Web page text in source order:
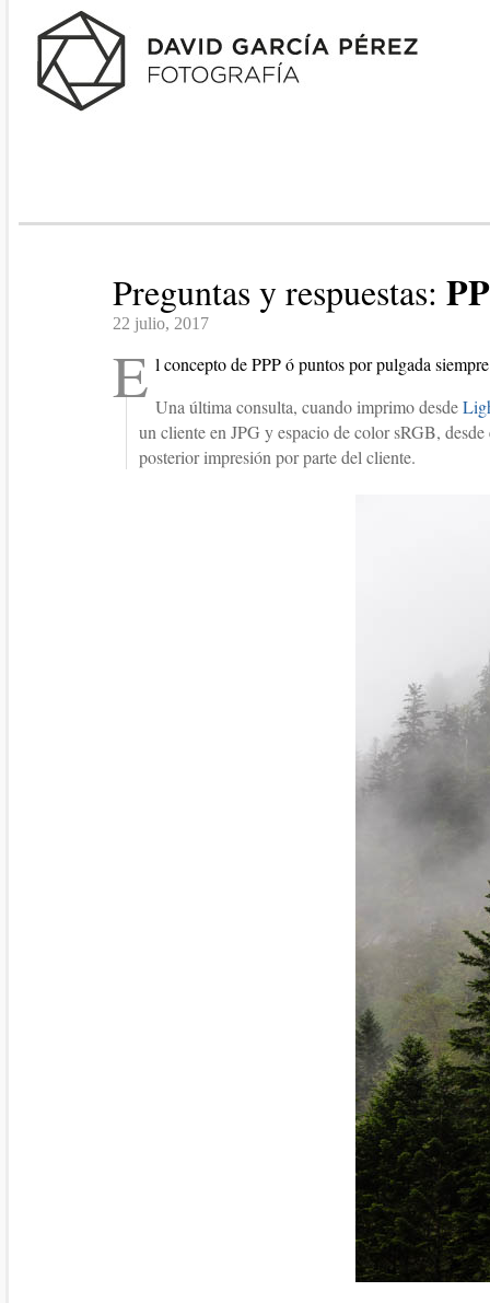
Preguntas y respuestas:
22 julio, 2017
E l concepto de PPP ó puntos por pulgada
Una última consulta, cuando imprimo desde
un cliente en JPG y espacio de color sRGB,
posterior impresión por parte del cliente.